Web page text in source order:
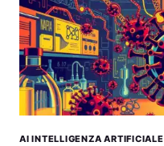
AI INTELLIGENZA ARTIFICIALE